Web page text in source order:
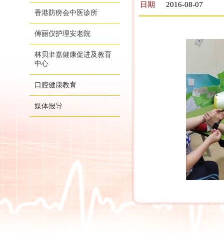
香港防痨会中医诊所
傅丽仪护理安老院
林贝聿嘉健康促进及教育
中心
口腔健康教育
媒体报导
日期 2016-08-07